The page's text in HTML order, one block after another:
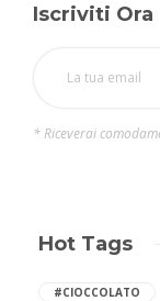
Iscriviti Ora
* Riceverai
Hot Tags
#CIOCCOLATO